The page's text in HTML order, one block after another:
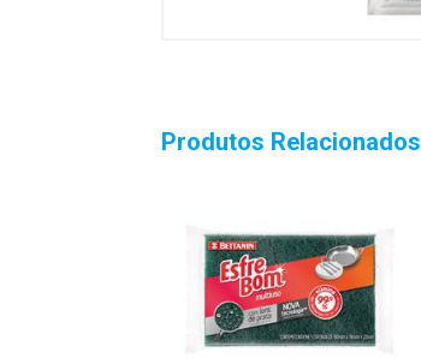
Produtos Relacionados